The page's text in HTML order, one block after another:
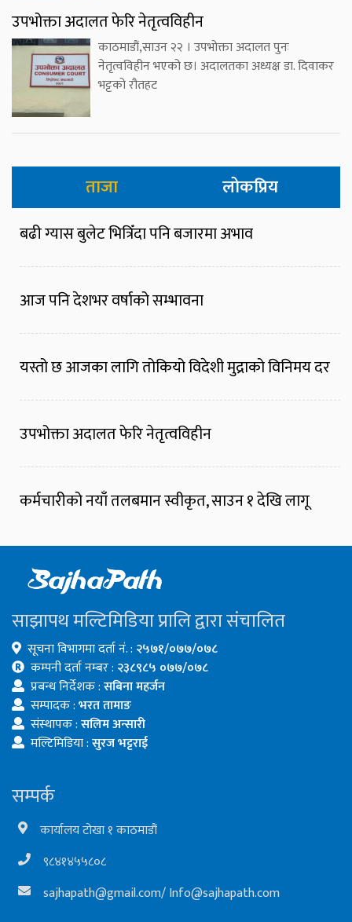
उपभोक्ता अदालत फेरि नेतृत्वविहीन
काठमाडौं,साउन २२ । उपभोक्ता अदालत पुनः
नेतृत्वविहीन भएको छ। अदालतका अध्यक्ष डा. दिवाकर
भट्टको रौतहट
ताजा लोकप्रिय
बढी ग्यास बुलेट भित्रिँदा पनि बजारमा अभाव
आज पनि देशभर वर्षाको सम्भावना
यस्तो छ आजका लागि तोकियो विदेशी मुद्राको विनिमय दर
उपभोक्ता अदालत फेरि नेतृत्वविहीन
कर्मचारीको नयाँ तलबमान स्वीकृत, साउन १ देखि लागू
साझापथ मल्टिमिडिया प्रालि द्वारा संचालित
सूचना विभागमा दर्ता नं. : २५७१/०७७/०७८
कम्पनी दर्ता नम्बर : २३८९८५ ०७७/०७८
प्रबन्ध निर्देशक :सबिना महर्जन
सम्पादक :भरत तामाङ
संस्थापक :सलिम अन्सारी
मल्टिमिडिया :सुरज भट्टराई
सम्पर्क
कार्यालय टोखा १ काठमाडौं
९८४१४५५८०८
sajhapath@gmail.com/Info@sajhapath.com